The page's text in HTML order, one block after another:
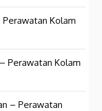
Perawatan Kolam
Perawatan Kolam
– Perawatan